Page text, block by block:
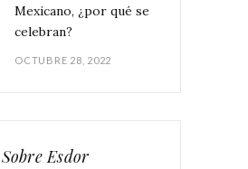
Mexicano, ¿por qué se
celebran?
OCTUBRE 28, 2022
Sobre Esdor